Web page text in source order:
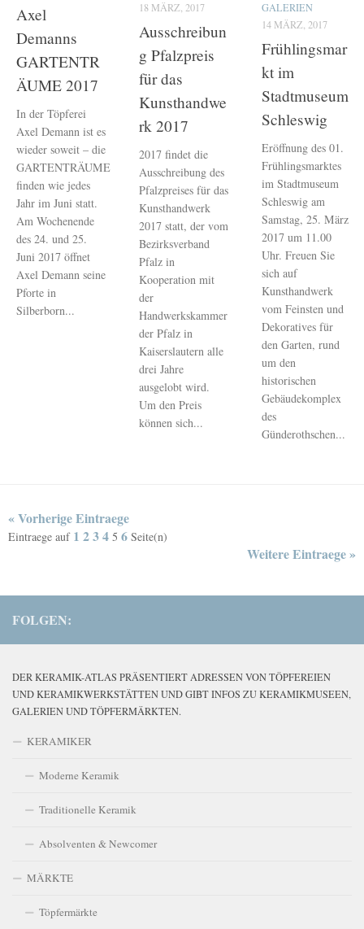
Axel
Demanns
GARTENTR
ÄUME 2017
In der Töpferei
Axel Demann ist es
wieder soweit – die
GARTENTRÄUME
finden wie jedes
Jahr im Juni statt.
Am Wochenende
des 24. und 25.
Juni 2017 öffnet
Axel Demann seine
Pforte in
Silberborn...
18 MÄRZ, 2017
Ausschreibun
g Pfalzpreis
für das
Kunsthandwe
rk 2017
2017 findet die
Ausschreibung des
Pfalzpreises für das
Kunsthandwerk
2017 statt, der vom
Bezirksverband
Pfalz in
Kooperation mit
der
Handwerkskammer
der Pfalz in
Kaiserslautern alle
drei Jahre
ausgelobt wird.
Um den Preis
können sich...
GALERIEN
14 MÄRZ, 2017
Frühlingsmar
kt im
Stadtmuseum
Schleswig
Eröffnung des 01.
Frühlingsmarktes
im Stadtmuseum
Schleswig am
Samstag, 25. März
2017 um 11.00
Uhr. Freuen Sie
sich auf
Kunsthandwerk
vom Feinsten und
Dekoratives für
den Garten, rund
um den
historischen
Gebäudekomplex
des
Günderothschen...
« Vorherige Eintraege
Eintraege auf 1 234 5 6 Seite(n)
Weitere Eintraege »
FOLGEN:
DER KERAMIK-ATLAS PRÄSENTIERT ADRESSEN VON TÖPFEREIEN
UND KERAMIKWERKSTÄTTEN UND GIBT INFOS ZU KERAMIKMUSEEN,
GALERIEN UND TÖPFERMÄRKTEN.
KERAMIKER
Moderne Keramik
Traditionelle Keramik
Absolventen & Newcomer
MÄRKTE
Töpfermärkte